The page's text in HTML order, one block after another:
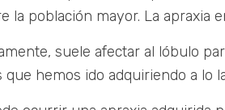
la población mayor. La apraxia
suele afectar al lóbulo
hemos ido adquiriendo a lo